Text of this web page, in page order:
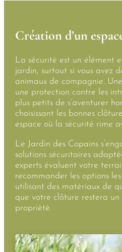
Création d’un
La sécurité est un élément
jardin, surtout si vous avez
animaux de compagnie.
une protection contre les
plus petits de s’aventurer
choisissant les bonnes
espace où la sécurité rime
Le Jardin des Copains
solutions sécuritaires
experts évaluent votre
recommander les options
utilisant des matériaux de
que votre clôture restera
propriété.